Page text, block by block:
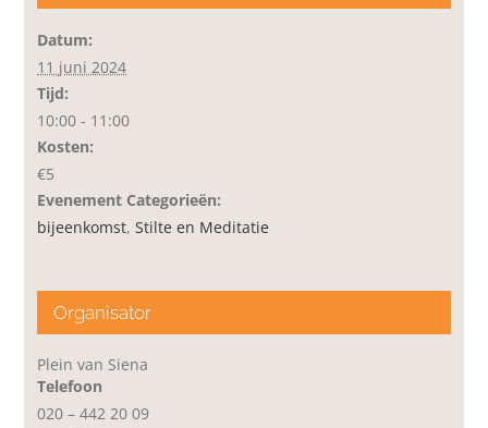
Datum:
11 juni 2024
Tijd:
10:00 - 11:00
Kosten:
€5
Evenement Categorieën:
bijeenkomst,Stilte en Meditatie
Organisator
Plein van Siena
Telefoon
020 – 442 20 09